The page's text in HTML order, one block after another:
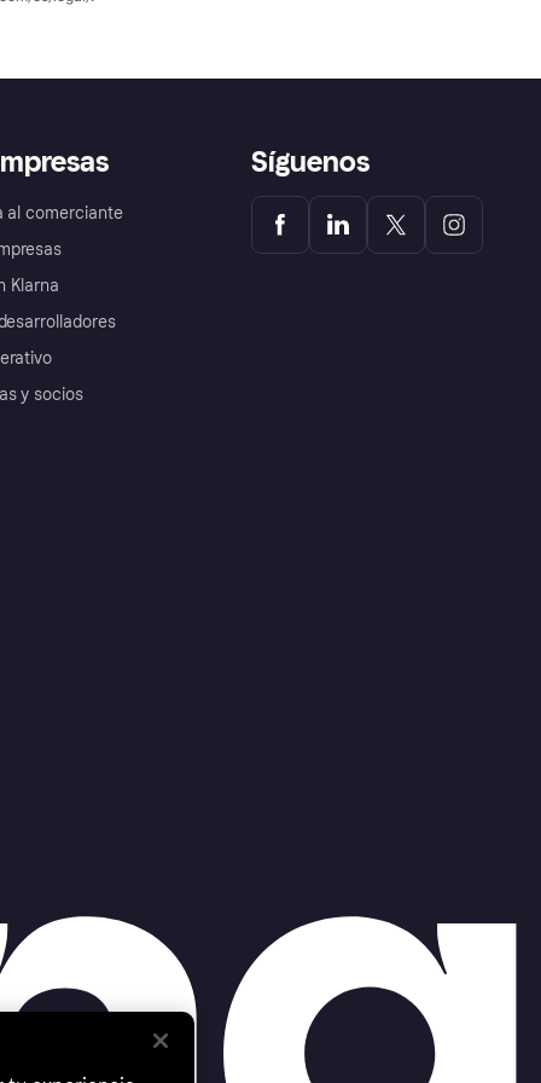
al comerciante
Klarna
y socios
Síguenos